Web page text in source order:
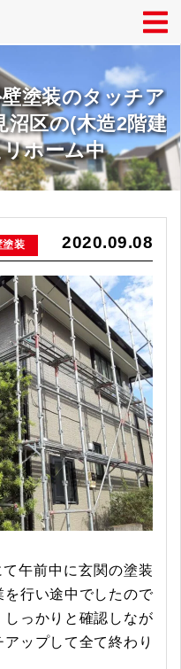
塗装のタッチア
区の(木造2階建
ホーム中
2020.09.08
塗装
午前中に玄関の塗装
を行い途中でしたので
っかりと確認しなが
ップして全て終わり